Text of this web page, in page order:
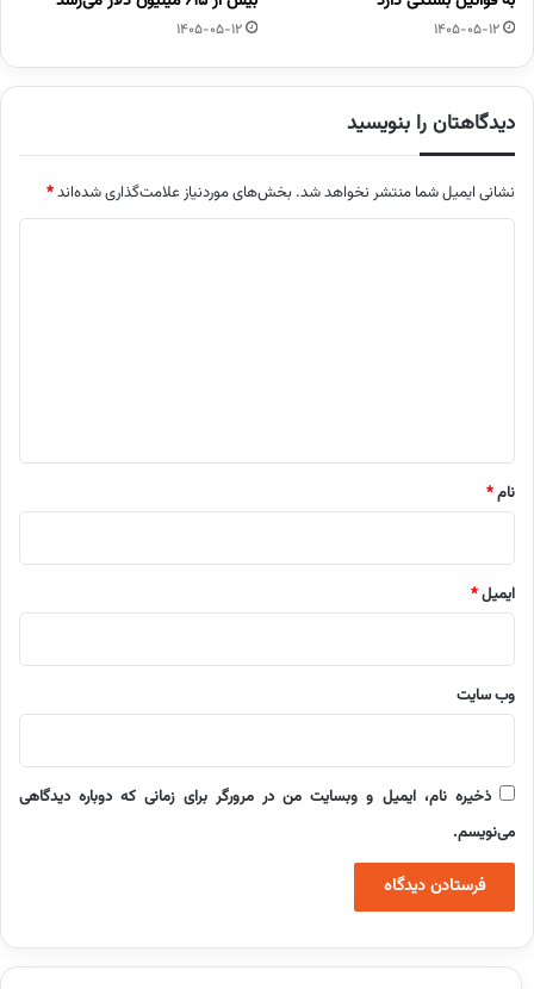
1405-05-12
1405-05-12
دیدگاهتان را بنویسید
نشانی ایمیل شما منتشر نخواهد شد. بخش‌های موردنیاز علامت‌گذاری شده‌اند*
نام*
ایمیل*
وب‌ سایت
ذخیره نام، ایمیل و وبسایت من در مرورگر برای زمانی که دوباره دیدگاهی
می‌نویسم.